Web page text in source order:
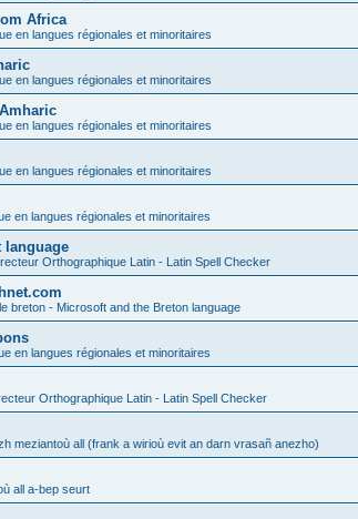
Africa
en langues régionales et minoritaires
en langues régionales et minoritaires
en langues régionales et minoritaires
en langues régionales et minoritaires
en langues régionales et minoritaires
language
Orthographique Latin - Latin Spell Checker
breton - Microsoft and the Breton language
en langues régionales et minoritaires
Orthographique Latin - Latin Spell Checker
meziantoù all (frank a wirioù evit an darn vrasañ anezho)
all a-bep seurt